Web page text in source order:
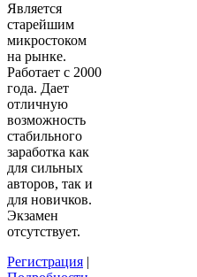
Является
старейшим
микростоком
на рынке.
Работает с 2000
года. Дает
отличную
возможность
стабильного
заработка как
для сильных
авторов, так и
для новичков.
Экзамен
отсутствует.
Регистрация |